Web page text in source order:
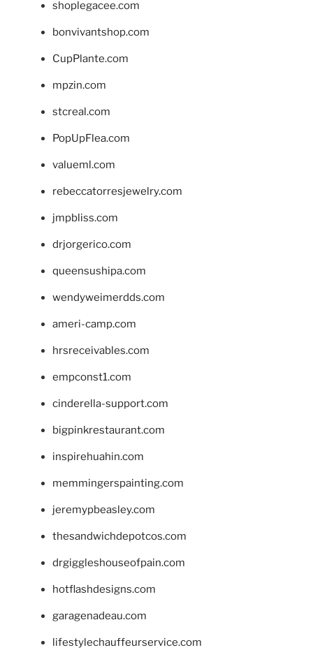
shoplegacee.com
bonvivantshop.com
CupPlante.com
mpzin.com
stcreal.com
PopUpFlea.com
valueml.com
rebeccatorresjewelry.com
jmpbliss.com
drjorgerico.com
queensushipa.com
wendyweimerdds.com
ameri-camp.com
hrsreceivables.com
empconst1.com
cinderella-support.com
bigpinkrestaurant.com
inspirehuahin.com
memmingerspainting.com
jeremypbeasley.com
thesandwichdepotcos.com
drgiggleshouseofpain.com
hotflashdesigns.com
garagenadeau.com
lifestylechauffeurservice.com